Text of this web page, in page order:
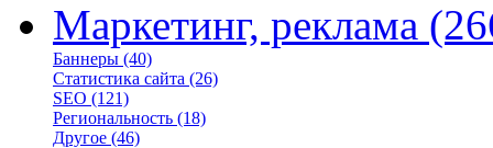
Маркетинг, реклама
Баннеры (40)
Статистика сайта (26)
SEO (121)
Региональность (18)
Другое (46)